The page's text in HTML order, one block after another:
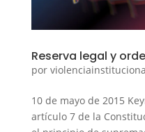
Reserva legal y
por
10 de mayo de 2015
artículo 7 de la